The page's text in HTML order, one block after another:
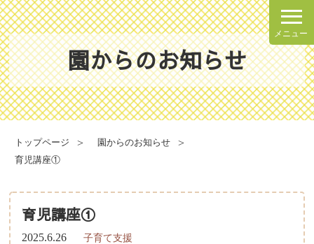
理念・方針
園の概要
施設案内
園での一日
年間行事
メニュー
園からのお知らせ
トップページ
園からのお知らせ
育児講座①
育児講座①
2025.6.26 子育て支援